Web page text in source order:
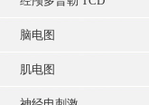
脑电图
肌电图